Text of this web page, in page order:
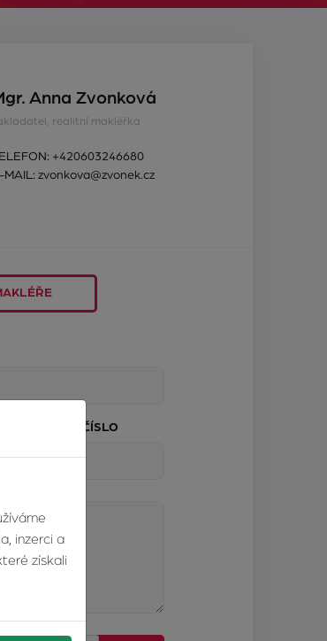
Anna Zvonková
realitní makléřka
+420603246680
MAIL: zvonkova@zvonek.cz
TELEFONNÍ ČÍSLO
inzerci a
získali